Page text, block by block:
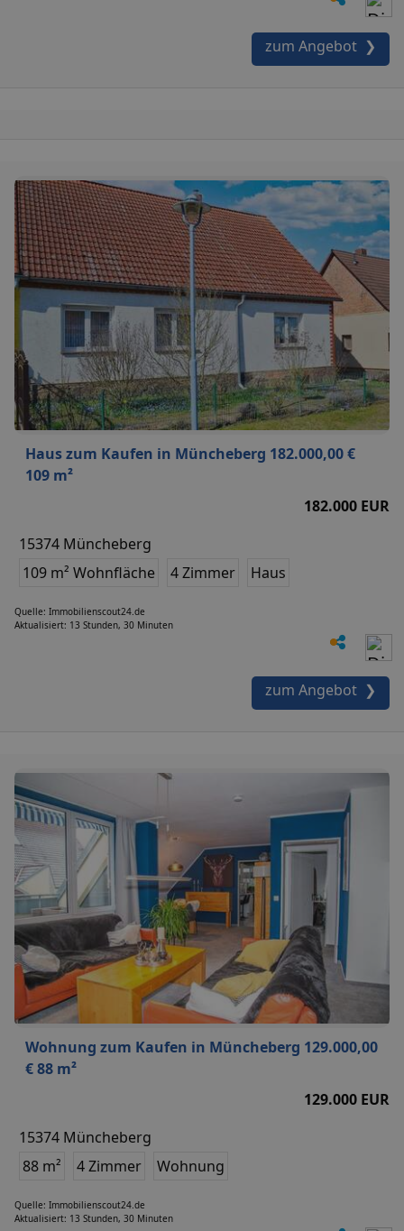
zum Angebot ❯
Haus zum Kaufen in Müncheberg 182.000,00 €
109 m²
182.000 EUR
15374 Müncheberg
109 m² Wohnfläche
4 Zimmer Haus
Quelle: Immobilienscout24.de
Aktualisiert: 13 Stunden, 30 Minuten
zum Angebot ❯
Wohnung zum Kaufen in Müncheberg 129.000,00
€ 88 m²
129.000 EUR
15374 Müncheberg
88 m²
4 Zimmer Wohnung
Quelle: Immobilienscout24.de
Aktualisiert: 13 Stunden, 30 Minuten